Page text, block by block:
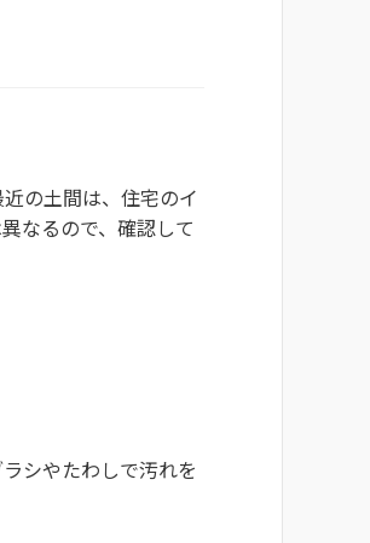
の土間は、住宅のイ
なるので、確認して
シやたわしで汚れを